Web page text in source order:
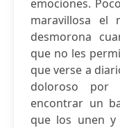
emociones.
maravillosa el
desmorona
que no les
que verse a
doloroso
encontrar un
que los unen y